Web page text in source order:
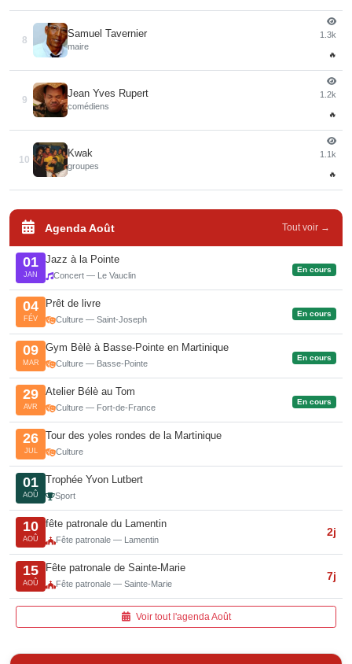
8
Samuel Tavernier
maire
1.3k
🔥
9
Jean Yves Rupert
comédiens
1.2k
🔥
10
Kwak
groupes
1.1k
🔥
Agenda Août Tout voir →
01
JAN
Jazz à la Pointe
Concert — Le Vauclin
En cours
04
FÉV
Prêt de livre
Culture — Saint-Joseph
En cours
09
MAR
Gym Bèlè à Basse-Pointe en Martinique
Culture — Basse-Pointe
En cours
29
AVR
Atelier Bélè au Tom
Culture — Fort-de-France
En cours
26
JUL
Tour des yoles rondes de la Martinique
Culture
01
AOÛ
Trophée Yvon Lutbert
Sport
10
AOÛ
fête patronale du Lamentin
Fête patronale — Lamentin
2j
15
AOÛ
Fête patronale de Sainte-Marie
Fête patronale — Sainte-Marie
7j
Voir tout l'agenda Août